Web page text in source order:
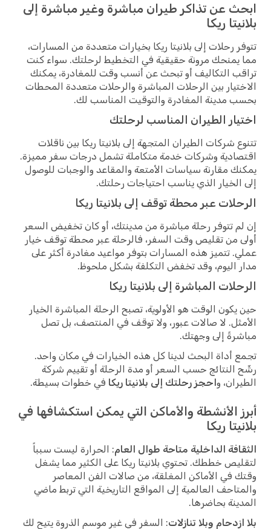
ابحث عن تذاكر طيران مباشرة وغير مباشرة إلى
بلانيتا ريكا
تتوفر رحلات إلى بلانيتا ريكا بخيارات متعددة من المسارات،
مما يمنحك مرونة حقيقية في التخطيط لرحلتك. سواء كنت
تراقب التكاليف أو تبحث عن أنسب وقت للمغادرة، يمكنك
الاختيار بين الرحلات المباشرة والرحلات متعددة المحطات
بحسب مدينة المغادرة والتوقيت المناسب لك.
اختيار الطيران المناسب لرحلتك
تتنوع شركات الطيران المتجهة إلى بلانيتا ريكا بين ناقلات
اقتصادية وشركات خدمة متكاملة تشمل درجات سفر مميزة.
يمكنك مقارنة سياسات الأمتعة والمقاعد والوجبات للوصول
إلى الخيار الذي يناسب احتياجات رحلتك.
الرحلات عبر محطة توقف إلى بلانيتا ريكا
إن لم تتوفر رحلة مباشرة من مدينتك، أو كان تخفيض السعر
أولى من تقليص وقت السفر، فالرحلة عبر محطة توقف خيار
عملي. تتميز هذه المسارات بتوفر مواعيد مغادرة أكثر على
مدار اليوم، وقد تخفض التكلفة بشكل ملحوظ.
الرحلات المباشرة إلى بلانيتا ريكا
حين يكون الوقت هو الأولوية، تصبح الرحلة المباشرة الخيار
الأمثل. لا صالات عبور، ولا توقف في المنتصف، بل تصل
مباشرةً إلى وجهتك.
تجمع أداة البحث لدينا كل هذه الخيارات في مكان واحد.
رشّح النتائج حسب السعر أو مدة الرحلة أو تقييم شركة
الطيران، واحجز رحلتك إلى بلانيتا ريكا في خطوات بسيطة.
أبرز الأنشطة والأماكن التي يمكن استكشافها في
بلانيتا ريكا
الثقافة الداخلية متاحة طوال العام: الحرارة ليست سبباً
لتقليص خططك. تحتوي بلانيتا ريكا على الكثير مما يشغل
وقتك في الأماكن المغلقة، من صالات الفن المعاصر
والمتاحف العالمية إلى المواقع التاريخية التي تربط ماضي
المدينة بحاضرها.
بلا ازدحام وبلا تنازلات: السفر في غير موسم الذروة يتيح لك